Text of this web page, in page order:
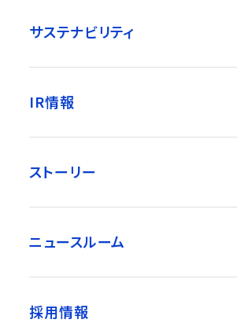
サステナビリティ
IR情報
ストーリー
ニュースルーム
採用情報